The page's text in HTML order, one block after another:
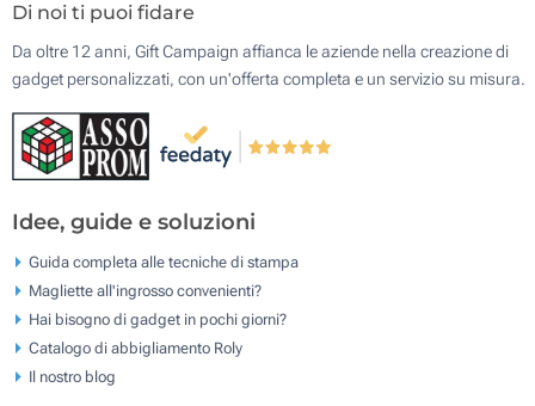
Di noi ti puoi fidare
Da oltre 12 anni, Gift Campaign affianca le aziende nella creazione di
gadget personalizzati, con un'offerta completa e un servizio su misura.
Idee, guide e soluzioni
Guida completa alle tecniche di stampa
Magliette all'ingrosso convenienti?
Hai bisogno di gadget in pochi giorni?
Catalogo di abbigliamento Roly
Il nostro blog